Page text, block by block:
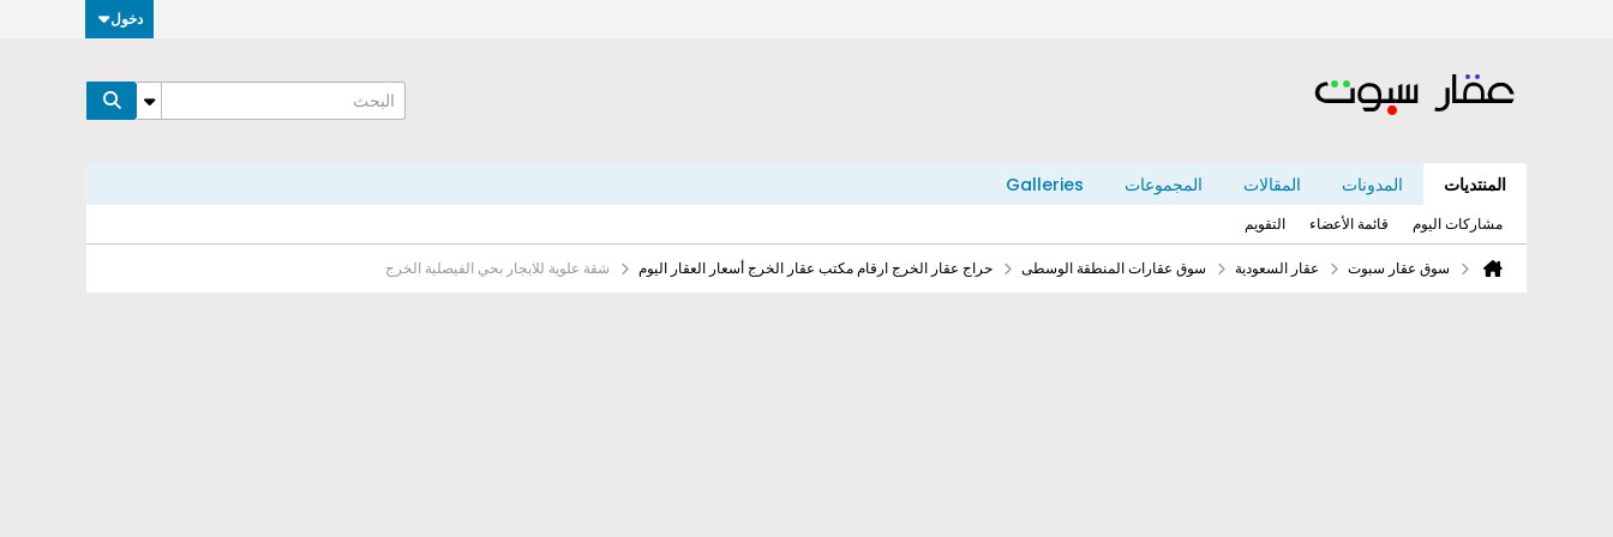
دخول
المنتديات المدونات المقالات المجموعات Galleries
مشاركات اليوم قائمة الأعضاء التقويم
سوق عقار سبوت عقار السعودية سوق عقارات المنطقة الوسطى حراج عقار الخرج ارقام مكتب عقار الخرج أسعار العقار اليوم شقة علوية للايجار بحي الفيصلية الخرج